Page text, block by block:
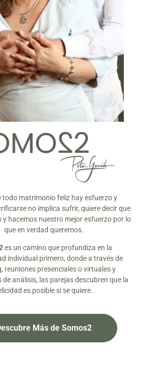
todo matrimonio feliz hay esfuerzo y
no implica sufrir, quiere decir que
y hacemos nuestro mejor esfuerzo por lo
que en verdad queremos.
es un camino que profundiza en la
individual primero, donde a través de
reuniones presenciales o virtuales y
de análisis, las parejas descubren que la
es posible si se quiere.
Más de Somos2